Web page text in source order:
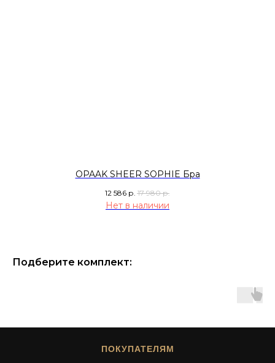
OPAAK SHEER SOPHIE Бра
12 586 р. 17 980 р.
Нет в наличии
Подберите комплект:
ПОКУПАТЕЛЯМ